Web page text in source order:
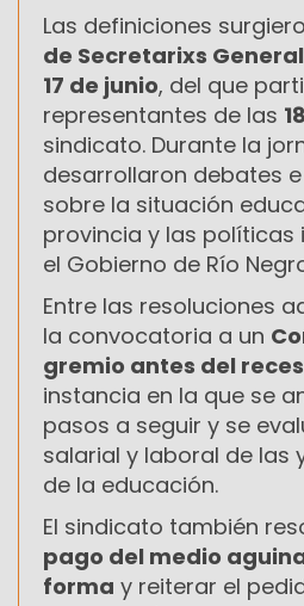
Las definiciones
de Secretarixs
17 de junio, del que
representantes de las
sindicato. Durante la
desarrollaron debates
sobre la situación
provincia y las políticas
el Gobierno de Río
Entre las resoluciones
la convocatoria a un
gremio antes del
instancia en la que se
pasos a seguir y se
salarial y laboral de las
de la educación.
El sindicato también
pago del medio
forma y reiterar el